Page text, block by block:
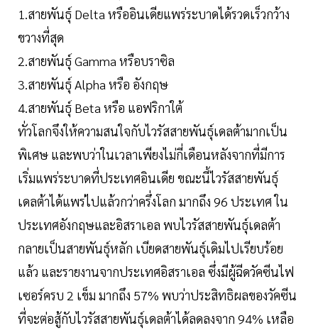
1.สายพันธุ์ Delta หรืออินเดียแพร่ระบาดได้รวดเร็วกว้าง
ขวางที่สุด
2.สายพันธุ์ Gamma หรือบราซิล
3.สายพันธุ์ Alpha หรือ อังกฤษ
4.สายพันธุ์ Beta หรือ แอฟริกาใต้
ทั่วโลกจึงให้ความสนใจกับไวรัสสายพันธุ์เดลต้ามากเป็น
พิเศษ และพบว่าในเวลาเพียงไม่กี่เดือนหลังจากที่มีการ
เริ่มแพร่ระบาดที่ประเทศอินเดีย ขณะนี้ไวรัสสายพันธุ์
เดลต้าได้แพร่ไปแล้วกว่าครึ่งโลก มากถึง 96 ประเทศ ใน
ประเทศอังกฤษและอิสราเอล พบไวรัสสายพันธุ์เดลต้า
กลายเป็นสายพันธุ์หลัก เบียดสายพันธุ์เดิมไปเรียบร้อย
แล้ว และรายงานจากประเทศอิสราเอล ซึ่งมีผู้ฉีดวัคซีนไฟ
เซอร์ครบ 2 เข็ม มากถึง 57% พบว่าประสิทธิผลของวัคซีน
ที่จะต่อสู้กับไวรัสสายพันธุ์เดลต้าได้ลดลงจาก 94% เหลือ